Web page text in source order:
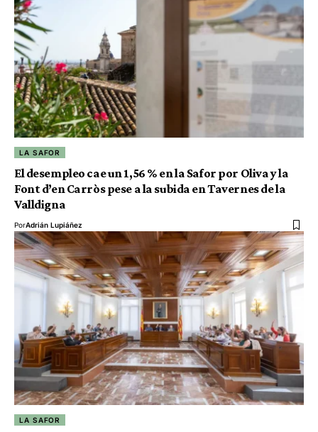
LA SAFOR
El desempleo cae un 1,56 % en la Safor por Oliva y la
Font d’en Carròs pese a la subida en Tavernes de la
Valldigna
PorAdrián Lupiáñez
LA SAFOR